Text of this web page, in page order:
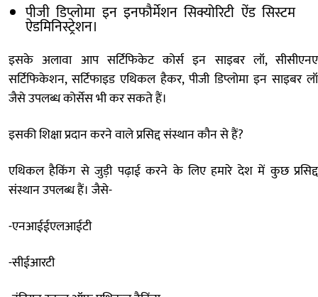
पीजी डिप्लोमा इन इनफौर्मेशन सिक्योरिटी ऐंड सिस्टम
ऐडमिनिस्ट्रेशन।
इसके अलावा आप सर्टिफिकेट कोर्स इन साइबर लॉ, सीसीएनए
सर्टिफिकेशन, सर्टिफाइड एथिकल हैकर, पीजी डिप्लोमा इन साइबर लॉ
जैसे उपलब्ध कोर्सेस भी कर सकते हैं।
इसकी शिक्षा प्रदान करने वाले प्रसिद्द संस्थान कौन से हैं?
एथिकल हैकिंग से जुड़ी पढ़ाई करने के लिए हमारे देश में कुछ प्रसिद्द
संस्थान उपलब्ध हैं। जैसे-
-एनआईईएलआईटी
-सीईआरटी